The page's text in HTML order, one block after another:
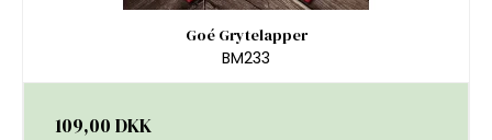
Goé Grytelapper
BM233
109,00 DKK